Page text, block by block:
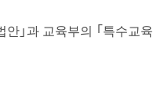
안｣과 교육부의 ｢특수교육